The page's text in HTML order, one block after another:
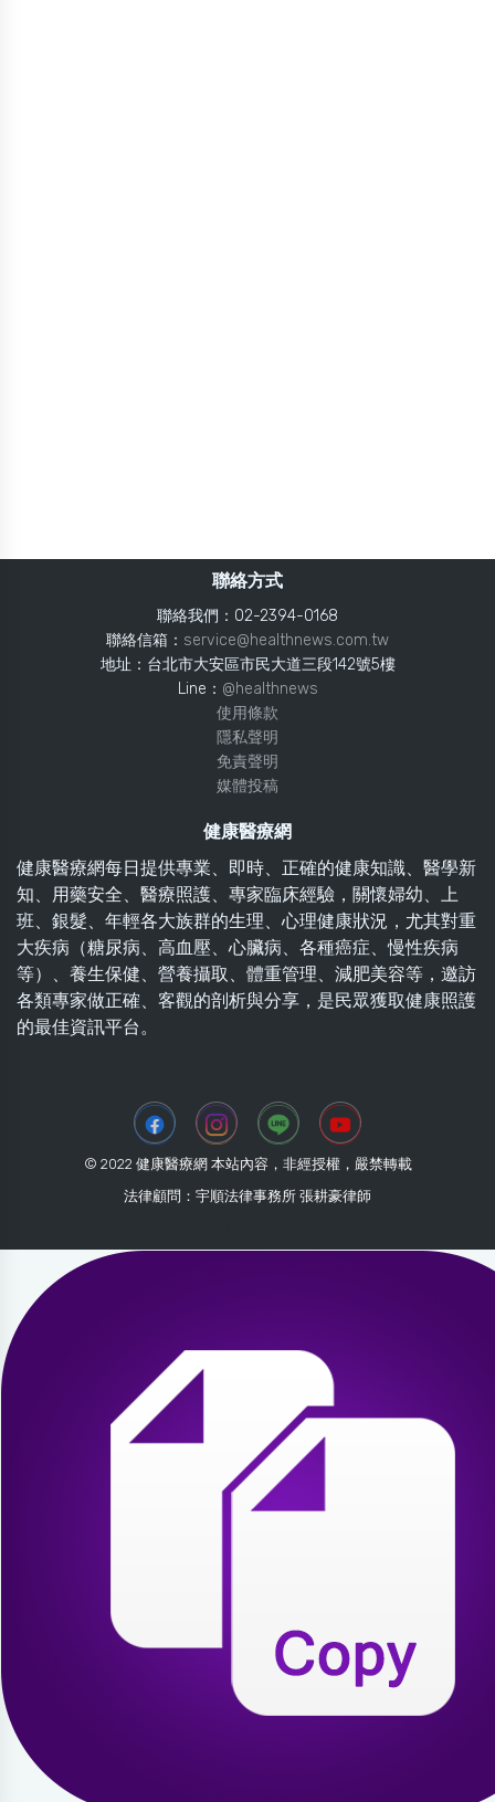
聯絡方式
聯絡我們：02-2394-0168
聯絡信箱： service@healthnews.com.tw
地址：台北市大安區市民大道三段142號5樓
Line： @healthnews
使用條款
隱私聲明
免責聲明
媒體投稿
健康醫療網
健康醫療網每日提供專業、即時、正確的健康知識、醫學新
知、用藥安全、醫療照護、專家臨床經驗，關懷婦幼、上
班、銀髮、年輕各大族群的生理、心理健康狀況，尤其對重
大疾病（糖尿病、高血壓、心臟病、各種癌症、慢性疾病
等）、養生保健、營養攝取、體重管理、減肥美容等，邀訪
各類專家做正確、客觀的剖析與分享，是民眾獲取健康照護
的最佳資訊平台。
© 2022 健康醫療網 本站內容，非經授權，嚴禁轉載
法律顧問：宇順法律事務所 張耕豪律師